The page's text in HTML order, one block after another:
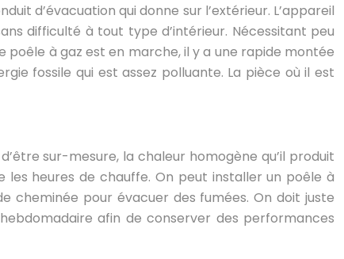
d’évacuation qui donne sur l’extérieur. L’appareil
difficulté à tout type d’intérieur. Nécessitant peu
à gaz est en marche, il y a une rapide montée
fossile qui est assez polluante. La pièce où il est
sur-mesure, la chaleur homogène qu’il produit
heures de chauffe. On peut installer un poêle à
cheminée pour évacuer des fumées. On doit juste
afin de conserver des performances